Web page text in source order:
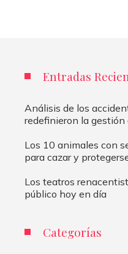
Entradas
Análisis de los
redefinieron la
Los 10 animales con
para cazar y
Los teatros
público hoy en día
Categorías